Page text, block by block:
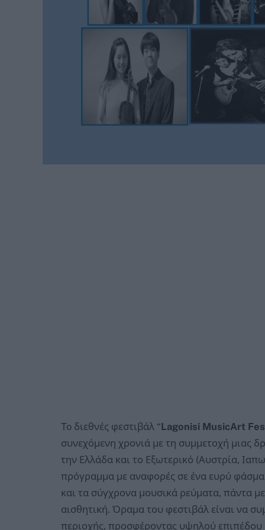
To διεθνές φεστιβάλ “Lagonisi MusicArt
συνεχόμενη χρονιά με τη συμμετοχή μιας
την Ελλάδα και το Εξωτερικό (Αυστρία,
πρόγραμμα με αναφορές σε ένα ευρύ
και τα σύγχρονα μουσικά ρεύματα, πάντα
αισθητική. Όραμα του φεστιβάλ είναι να
περιοχής, προσφέροντας υψηλού επιπέδου